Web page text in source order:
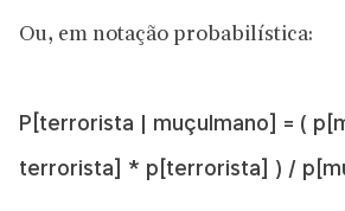
Ou, em notação probabilística:
P[terrorista | muçulmano] = (
terrorista] * p[terrorista] ) /